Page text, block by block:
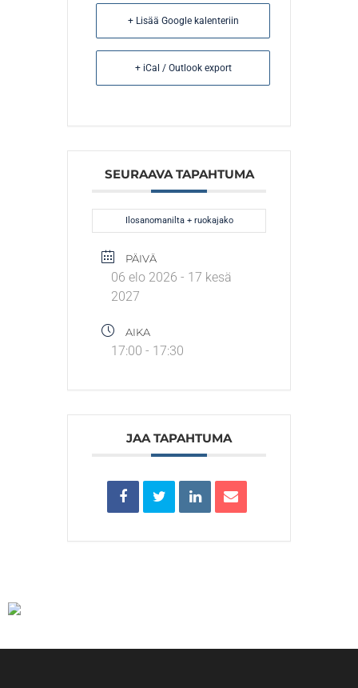
+ Lisää Google kalenteriin
+ iCal / Outlook export
SEURAAVA TAPAHTUMA
Ilosanomanilta + ruokajako
PÄIVÄ
06 elo 2026 - 17 kesä
2027
AIKA
17:00 - 17:30
JAA TAPAHTUMA